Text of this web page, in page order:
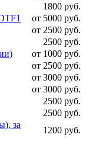
1800 руб.
от 5000 руб.
от 2500 руб.
2500 руб.
от 1000 руб.
от 2500 руб.
от 3000 руб.
от 3000 руб.
2500 руб.
2500 руб.
за
1200 руб.